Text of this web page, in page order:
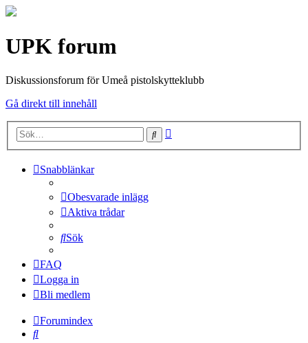
UPK forum
Diskussionsforum för Umeå pistolskytteklubb
Gå direkt till innehåll
Sök
Snabblänkar
Obesvarade inlägg
Aktiva trådar
Sök
FAQ
Logga in
Bli medlem
Forumindex
Sök